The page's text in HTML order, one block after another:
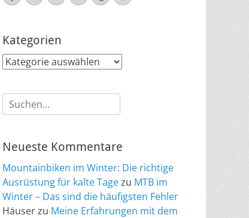
Mail
Kategorien
Kategorien
Suche
nach:
Neueste Kommentare
Mountainbiken im Winter: Die richtige
Ausrüstung für kalte Tagezu MTB im
Winter – Das sind die häufigsten Fehler
Häuserzu Meine Erfahrungen mit dem